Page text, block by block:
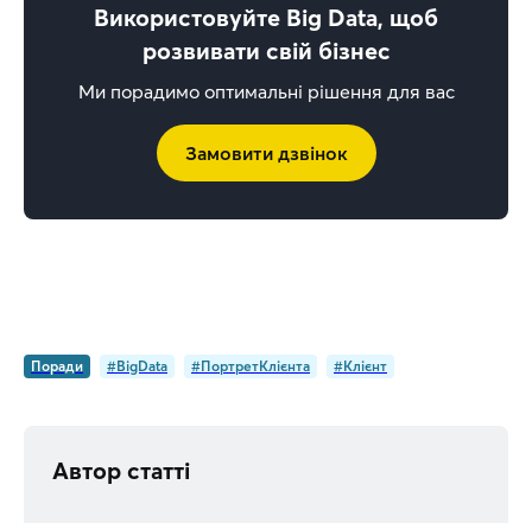
Використовуйте Big Data, щоб
розвивати свій бізнес
Ми порадимо оптимальні рішення для вас
Замовити дзвінок
Поради #BigData #ПортретКлієнта #Клієнт
Автор статті